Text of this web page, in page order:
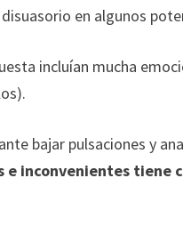
en algunos
incluían mucha
bajar pulsaciones y
e inconvenientes tiene